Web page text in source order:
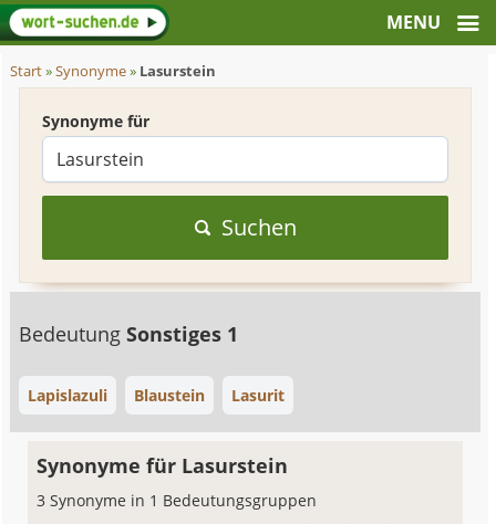
Start»Synonyme» Lasurstein
Synonyme für
Suchen
BedeutungSonstiges 1
Lapislazuli Blaustein Lasurit
Synonyme für Lasurstein
3 Synonyme in 1 Bedeutungsgruppen